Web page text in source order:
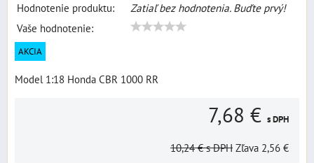
Hodnotenie produktu:
Zatiaľ bez hodnotenia. Buďte prvý!
Vaše hodnotenie:
AKCIA
Model 1:18 Honda CBR 1000 RR
7,68 € s DPH
10,24 € s DPH Zľava 2,56 €